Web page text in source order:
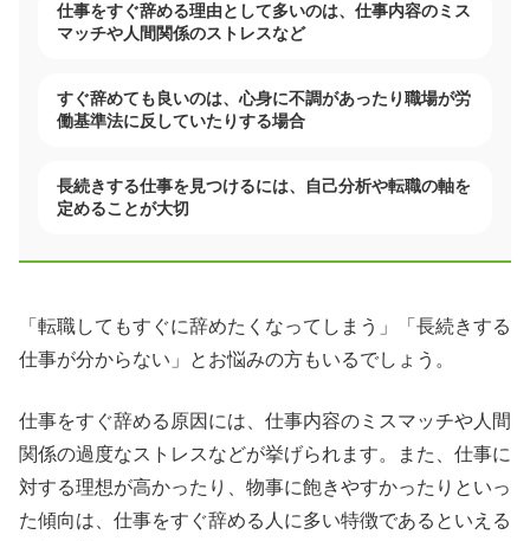
仕事をすぐ辞める理由として多いのは、仕事内容のミス
マッチや人間関係のストレスなど
すぐ辞めても良いのは、心身に不調があったり職場が労
働基準法に反していたりする場合
長続きする仕事を見つけるには、自己分析や転職の軸を
定めることが大切
「転職してもすぐに辞めたくなってしまう」「長続きする
仕事が分からない」とお悩みの方もいるでしょう。
仕事をすぐ辞める原因には、仕事内容のミスマッチや人間
関係の過度なストレスなどが挙げられます。また、仕事に
対する理想が高かったり、物事に飽きやすかったりといっ
た傾向は、仕事をすぐ辞める人に多い特徴であるといえる